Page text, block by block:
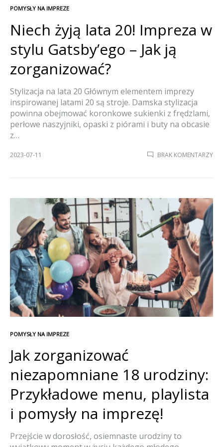
POMYSŁY NA IMPREZE
Niech żyją lata 20! Impreza w
stylu Gatsby’ego – Jak ją
zorganizować?
Stylizacja na lata 20 Głównym elementem imprezy
inspirowanej latami 20 są stroje. Damska stylizacja
powinna obejmować koronkowe sukienki z frędzlami,
perłowe naszyjniki, opaski z piórami i buty na obcasie
z…
2023-07-11 BRAK KOMENTARZYDO
–
JAK
JĄ
POMYSŁY NA IMPREZE
Jak zorganizować
niezapomniane 18 urodziny:
Przykładowe menu, playlista
i pomysły na imprezę!
Przejście w dorosłość, osiemnaste urodziny to